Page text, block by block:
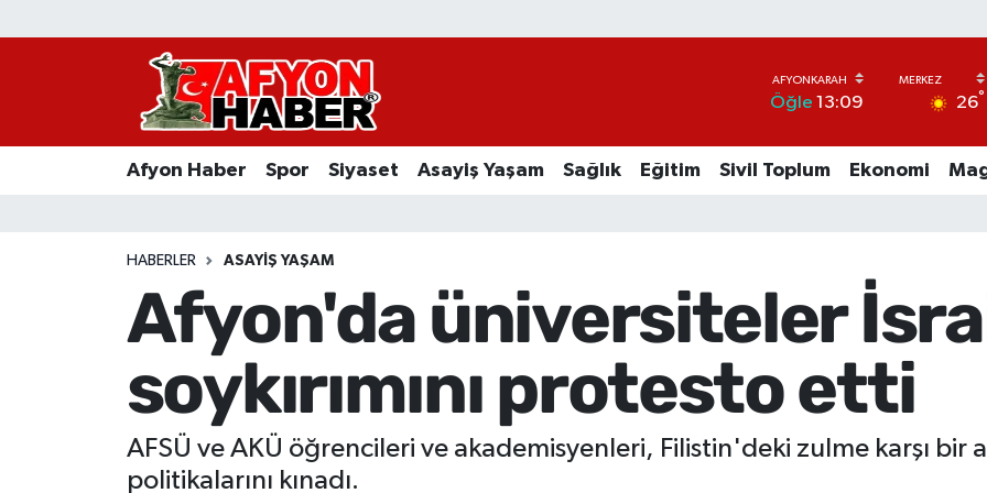
Öğle 13:09 26°
Afyon Haber Spor Siyaset Asayiş Yaşam Sağlık Eğitim Sivil Toplum Ekonomi
HABERLER ASAYIŞ YAŞAM
Afyon'da üniversiteler
soykırımını protesto etti
AFSÜ ve AKÜ öğrencileri ve akademisyenleri, Filistin'deki zulme karşı bir
politikalarını kınadı.
Afyon Haber
Asayiş Yaşam
Sivil Toplum
Ekonomi